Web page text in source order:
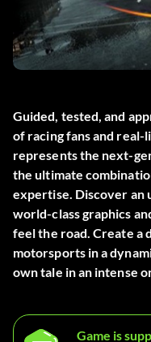
Guided, tested, and
of racing fans and
represents the next-
the ultimate
expertise. Discover an
world-class graphics
feel the road. Create a
motorsports in a
own tale in an intense
Game is